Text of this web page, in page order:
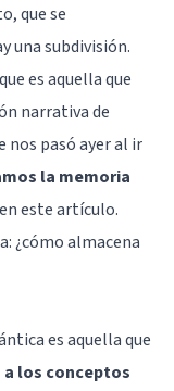
que se
una subdivisión.
es aquella que
narrativa de
nos pasó ayer al ir
la memoria
este artículo.
¿cómo almacena
es aquella que
los conceptos